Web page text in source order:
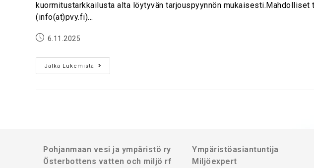
kuormitustarkkailusta alta löytyvän tarjouspyynnön
(info(at)pvy.fi)…
6.11.2025
Jatka Lukemista
Pohjanmaan vesi ja ympäristö ry
Österbottens vatten och miljö rf
Ympäristöasiantuntija
Miljöexpert